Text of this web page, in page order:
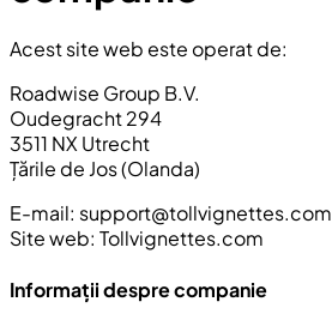
Acest site web este operat de:
Roadwise Group B.V.
Oudegracht 294
3511 NX Utrecht
Țările de Jos (Olanda)
E-mail: support@tollvignettes.com
Site web: Tollvignettes.com
Informații despre companie